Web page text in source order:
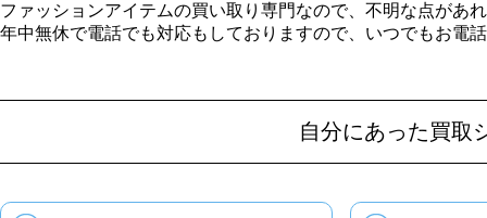
ファッションアイテムの買い取り専門なので、不明な点があ
年中無休で電話でも対応もしておりますので、いつでもお電
自分にあった買取